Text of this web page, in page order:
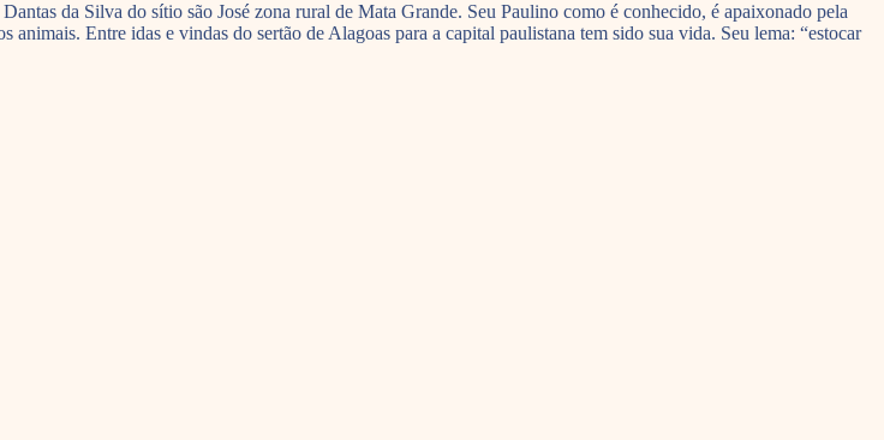
da Silva do sítio são José zona rural de Mata Grande. Seu Paulino como é conhecido, é apaixonado pela
Entre idas e vindas do sertão de Alagoas para a capital paulistana tem sido sua vida. Seu lema: “estocar